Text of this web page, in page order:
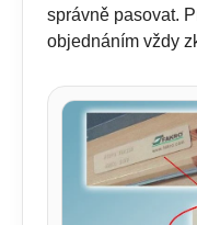
správně pasovat.
objednáním vždy